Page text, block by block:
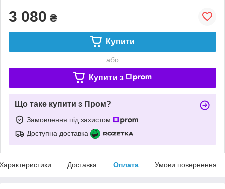
3 080 ₴
Купити
або
Купити з
Що таке купити з Пром?
Замовлення під захистом
Доступна доставка
Доставка Оплата Умови повернення